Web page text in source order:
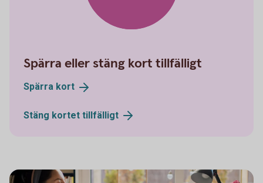
Spärra eller stäng kort tillfälligt
Spärra kort
Stäng kortet tillfälligt